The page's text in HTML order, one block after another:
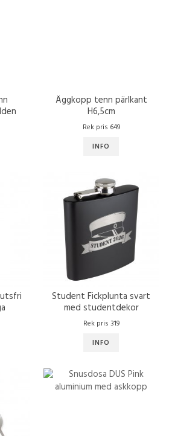
Äggkopp tenn pärlkant
H6,5cm
Rek pris 649
INFO
Student Fickplunta svart
med studentdekor
Rek pris 319
INFO